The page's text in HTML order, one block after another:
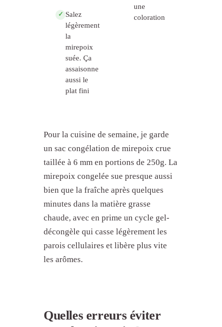
✓ Salez
légèrement
la
mirepoix
suée. Ça
assaisonne
aussi le
plat fini
une
coloration
Pour la cuisine de semaine, je garde
un sac congélation de mirepoix crue
taillée à 6 mm en portions de 250g. La
mirepoix congelée sue presque aussi
bien que la fraîche après quelques
minutes dans la matière grasse
chaude, avec en prime un cycle gel-
décongèle qui casse légèrement les
parois cellulaires et libère plus vite
les arômes.
Quelles erreurs éviter